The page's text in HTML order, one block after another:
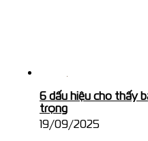
6 dấu hiệu cho thấy
trọng
19/09/2025